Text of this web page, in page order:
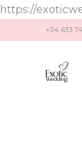
https://
+34 633